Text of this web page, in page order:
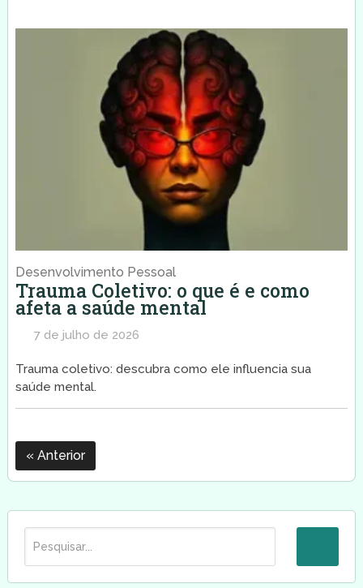
Desenvolvimento Pessoal
Trauma Coletivo: o que é e como
afeta a saúde mental
7 de julho de 2026
Trauma coletivo: descubra como ele influencia sua
saúde mental.
Anterior